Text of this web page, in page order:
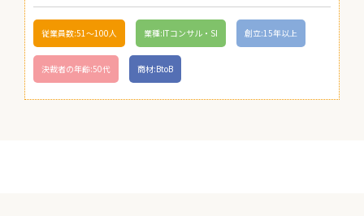
従業員数:51〜100人 業種:ITコンサル・SI 創立:15年以上
決裁者の年齢:50代 商材:BtoB